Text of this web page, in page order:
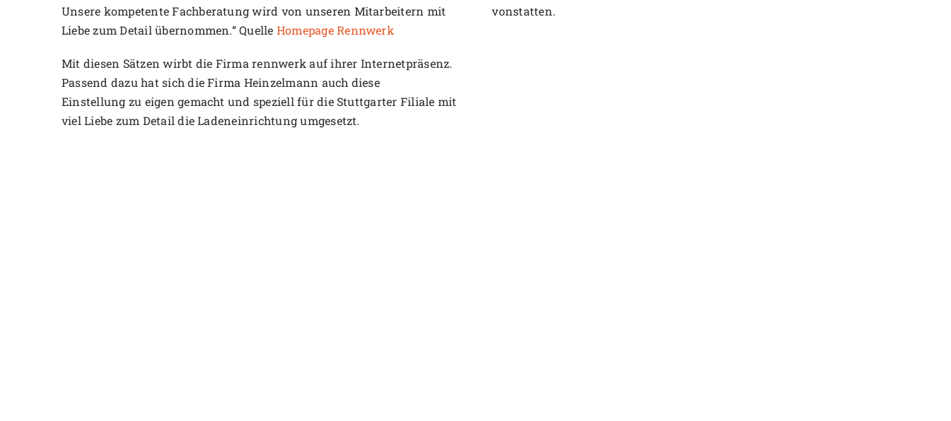
Unsere kompetente Fachberatung wird von unseren Mitarbeitern mit
Liebe zum Detail übernommen.“ Quelle Homepage Rennwerk
Mit diesen Sätzen wirbt die Firma rennwerk auf ihrer Internetpräsenz.
Passend dazu hat sich die Firma Heinzelmann auch diese
Einstellung zu eigen gemacht und speziell für die Stuttgarter Filiale mit
viel Liebe zum Detail die Ladeneinrichtung umgesetzt.
vonstatten.